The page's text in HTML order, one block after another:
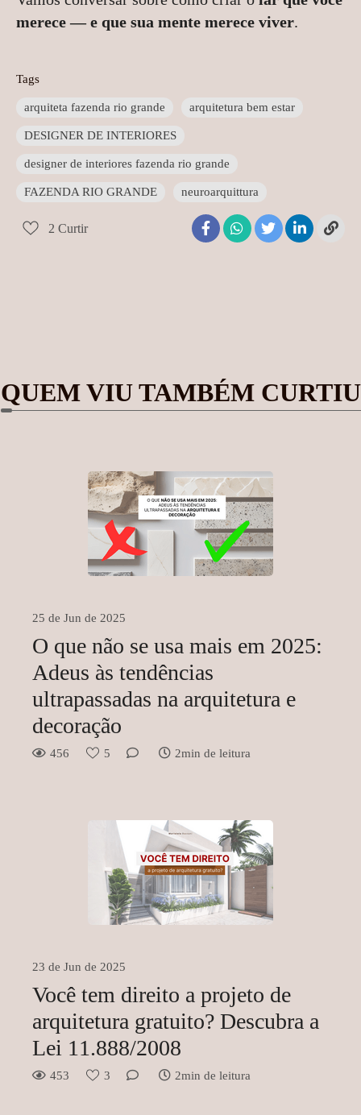
merece — e que sua mente merece viver.
Tags
arquiteta fazenda rio grande arquitetura bem estar
DESIGNER DE INTERIORES
designer de interiores fazenda rio grande
FAZENDA RIO GRANDE neuroarquittura
2 Curtir
QUEM VIU TAMBÉM CURTIU
25 de Jun de 2025
O que não se usa mais em 2025:
Adeus às tendências
ultrapassadas na arquitetura e
decoração
456 5 2min de leitura
23 de Jun de 2025
Você tem direito a projeto de
arquitetura gratuito? Descubra a
Lei 11.888/2008
453 3 2min de leitura